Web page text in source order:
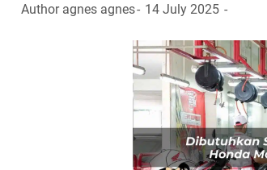
Author agnes agnes 14 July 2025